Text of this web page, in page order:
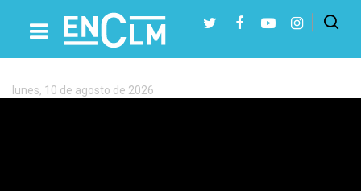
Etiqueta:
Entrepeñas
y
Presiona Intro para buscar o ESC para cerrar
lunes, 10 de agosto de 2026